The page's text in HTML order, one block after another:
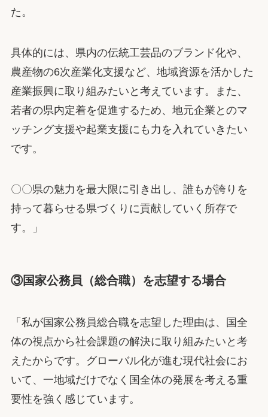
た。
具体的には、県内の伝統工芸品のブランド化や、
農産物の6次産業化支援など、地域資源を活かした
産業振興に取り組みたいと考えています。また、
若者の県内定着を促進するため、地元企業とのマ
ッチング支援や起業支援にも力を入れていきたい
です。
〇〇県の魅力を最大限に引き出し、誰もが誇りを
持って暮らせる県づくりに貢献していく所存で
す。」
③国家公務員（総合職）を志望する場合
「私が国家公務員総合職を志望した理由は、国全
体の視点から社会課題の解決に取り組みたいと考
えたからです。グローバル化が進む現代社会にお
いて、一地域だけでなく国全体の発展を考える重
要性を強く感じています。